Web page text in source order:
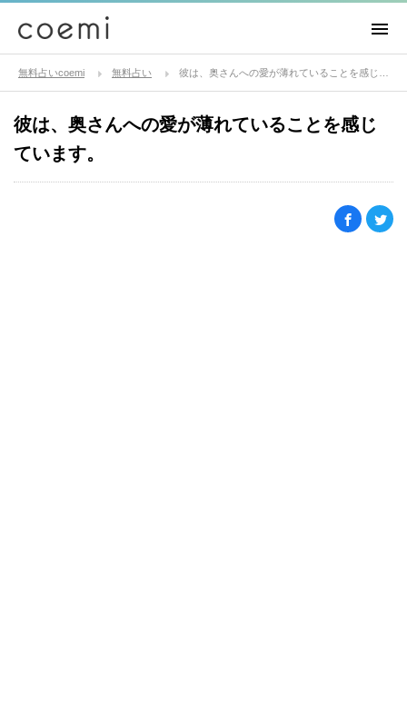
無料占いcoemi 無料占い
彼は、奥さんへの愛が薄れていることを感じ
ています。